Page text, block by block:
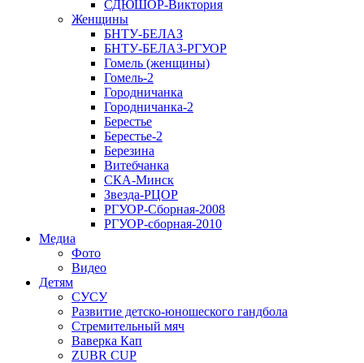
СДЮШОР-Виктория
Женщины
БНТУ-БЕЛАЗ
БНТУ-БЕЛАЗ-РГУОР
Гомель (женщины)
Гомель-2
Городничанка
Городничанка-2
Берестье
Берестье-2
Березина
Витебчанка
СКА-Минск
Звезда-РЦОР
РГУОР-Сборная-2008
РГУОР-сборная-2010
Медиа
Фото
Видео
Детям
СУСУ
Развитие детско-юношеского гандбола
Стремительный мяч
Ваверка Кап
ZUBR CUP